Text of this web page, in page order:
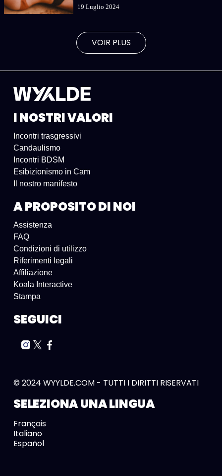
19 Luglio 2024
VOIR PLUS
I NOSTRI VALORI
Incontri trasgressivi
Candaulismo
Incontri BDSM
Esibizionismo in Cam
Il nostro manifesto
A PROPOSITO DI NOI
Assistenza
FAQ
Condizioni di utilizzo
Riferimenti legali
Affiliazione
Koala Interactive
Stampa
SEGUICI
© 2024 WYYLDE.COM - TUTTI I DIRITTI RISERVATI
SELEZIONA UNA LINGUA
Français
Italiano
Español